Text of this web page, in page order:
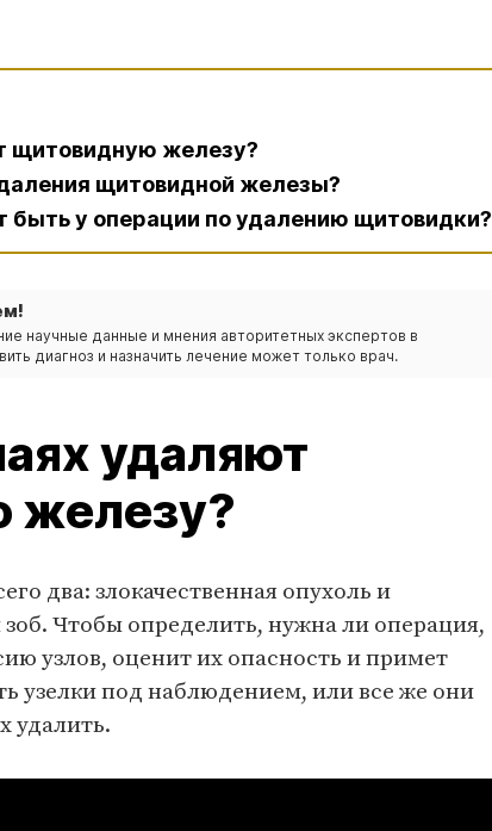
щитовидную железу?
щитовидной железы?
быть у операции по удалению щитовидки?
научные данные и мнения авторитетных экспертов в
диагноз и назначить лечение может только врач.
удаляют
железу?
два: злокачественная опухоль и
Чтобы определить, нужна ли операция,
узлов, оценит их опасность и примет
узелки под наблюдением, или все же они
удалить.